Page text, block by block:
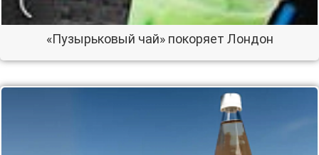
«Пузырьковый чай» покоряет Лондон